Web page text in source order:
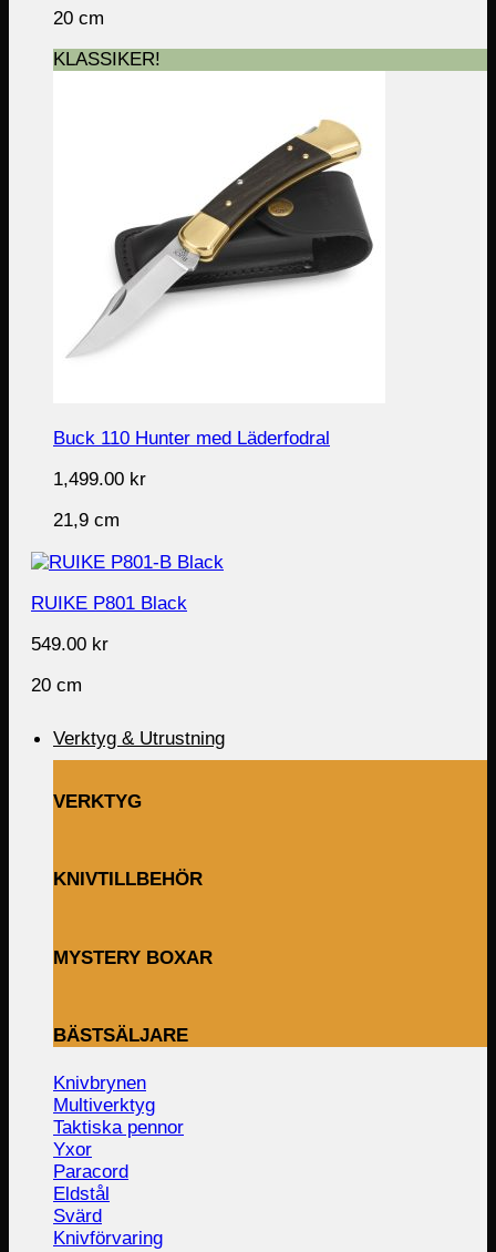
20 cm
KLASSIKER!
Buck 110 Hunter med Läderfodral
1,499.00 kr
21,9 cm
RUIKE P801 Black
549.00 kr
20 cm
Verktyg & Utrustning
VERKTYG
KNIVTILLBEHÖR
MYSTERY BOXAR
BÄSTSÄLJARE
Knivbrynen
Multiverktyg
Taktiska pennor
Yxor
Paracord
Eldstål
Svärd
Knivförvaring